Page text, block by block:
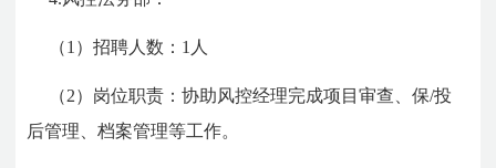
（1）招聘人数：1人
（2）岗位职责：协助风控经理完成项目审查、保/投
后管理、档案管理等工作。